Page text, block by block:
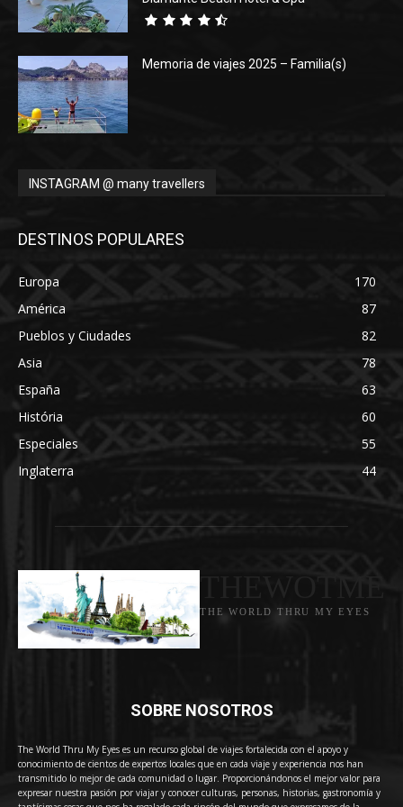
Memoria de viajes 2025 – Familia(s)
INSTAGRAM @ many travellers
DESTINOS POPULARES
Europa
170
América
87
Pueblos y Ciudades
82
Asia
78
España
63
História
60
Especiales
55
Inglaterra
44
THE WORLD THRU MY EYES
SOBRE NOSOTROS
The World Thru My Eyes es un recurso global de viajes fortalecida con el apoyo y
conocimiento de cientos de expertos locales que en cada viaje y experiencia nos han
transmitido lo mejor de cada comunidad o lugar. Proporcionándonos el mejor valor para
expresar nuestra pasión por viajar y conocer culturas, personas, historias, gastronomía y